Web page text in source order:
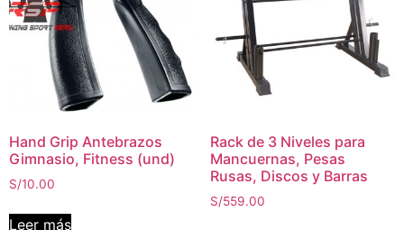
Hand Grip Antebrazos
Gimnasio, Fitness (und)
S/10.00
Leer más
Rack de 3 Niveles para
Mancuernas, Pesas
Rusas, Discos y Barras
S/559.00